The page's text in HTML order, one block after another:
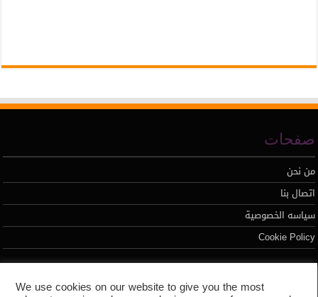
صفحات
من نحن
اتصال بنا
سياسه الخصوصية
Cookie Policy
تطوير محمد السيد
We use cookies on our website to give you the most